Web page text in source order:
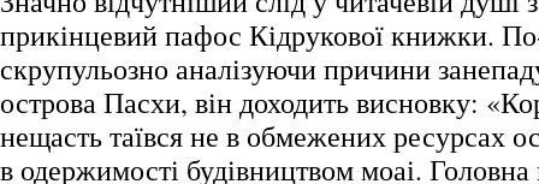
прикінцевий пафос Кідрукової книжки.
скрупульозно аналізуючи причини
острова Пасхи, він доходить висновку:
нещасть таївся не в обмежених ресурсах
в одержимості будівництвом моаі.